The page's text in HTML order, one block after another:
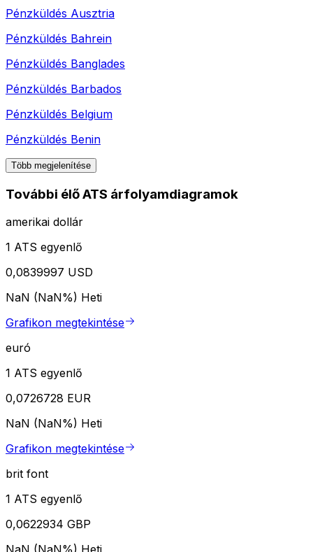
Pénzküldés Ausztria
Pénzküldés Bahrein
Pénzküldés Banglades
Pénzküldés Barbados
Pénzküldés Belgium
Pénzküldés Benin
Több megjelenítése
További élő ATS árfolyamdiagramok
amerikai dollár
1 ATS egyenlő
0,0839997 USD
NaN (NaN%) Heti
Grafikon megtekintése
euró
1 ATS egyenlő
0,0726728 EUR
NaN (NaN%) Heti
Grafikon megtekintése
brit font
1 ATS egyenlő
0,0622934 GBP